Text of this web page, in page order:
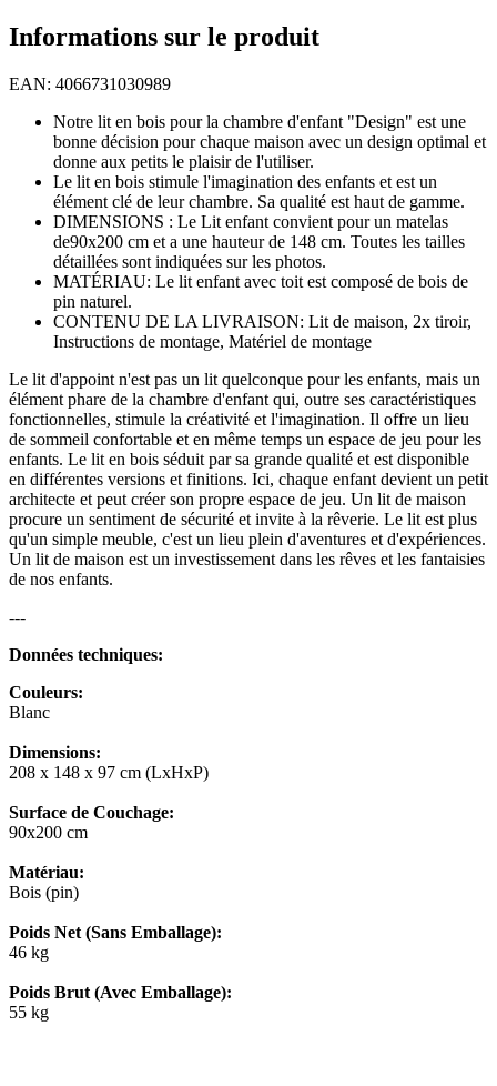
Informations sur le produit
EAN: 4066731030989
Notre lit en bois pour la chambre d'enfant "Design" est une
bonne décision pour chaque maison avec un design optimal et
donne aux petits le plaisir de l'utiliser.
Le lit en bois stimule l'imagination des enfants et est un
élément clé de leur chambre. Sa qualité est haut de gamme.
DIMENSIONS : Le Lit enfant convient pour un matelas
de90x200 cm et a une hauteur de 148 cm. Toutes les tailles
détaillées sont indiquées sur les photos.
MATÉRIAU: Le lit enfant avec toit est composé de bois de
pin naturel.
CONTENU DE LA LIVRAISON: Lit de maison, 2x tiroir,
Instructions de montage, Matériel de montage
Le lit d'appoint n'est pas un lit quelconque pour les enfants, mais un
élément phare de la chambre d'enfant qui, outre ses caractéristiques
fonctionnelles, stimule la créativité et l'imagination. Il offre un lieu
de sommeil confortable et en même temps un espace de jeu pour les
enfants. Le lit en bois séduit par sa grande qualité et est disponible
en différentes versions et finitions. Ici, chaque enfant devient un petit
architecte et peut créer son propre espace de jeu. Un lit de maison
procure un sentiment de sécurité et invite à la rêverie. Le lit est plus
qu'un simple meuble, c'est un lieu plein d'aventures et d'expériences.
Un lit de maison est un investissement dans les rêves et les fantaisies
de nos enfants.
---
Données techniques:
Couleurs:
Blanc
Dimensions:
208 x 148 x 97 cm (LxHxP)
Surface de Couchage:
90x200 cm
Matériau:
Bois (pin)
Poids Net (Sans Emballage):
46 kg
Poids Brut (Avec Emballage):
55 kg